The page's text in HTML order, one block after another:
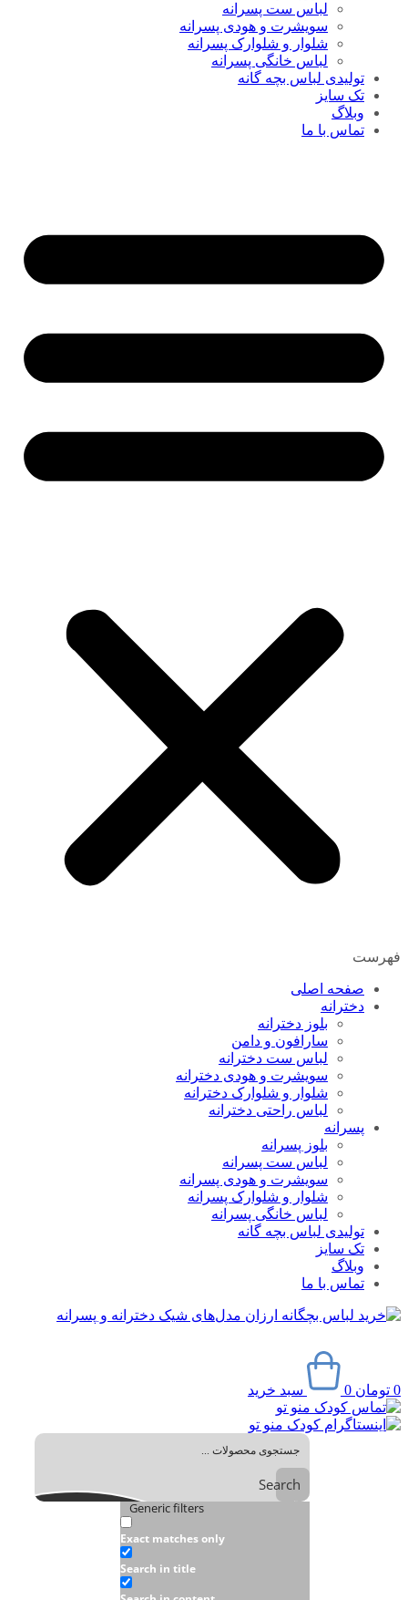
لباس ست پسرانه
سویشرت و هودی پسرانه
شلوار و شلوارک پسرانه
لباس خانگی پسرانه
تولیدی لباس بچه گانه
تک سایز
وبلاگ
تماس با ما
فهرست
صفحه اصلی
دخترانه
بلوز دخترانه
سارافون و دامن
لباس ست دخترانه
سویشرت و هودی دخترانه
شلوار و شلوارک دخترانه
لباس راحتی دخترانه
پسرانه
بلوز پسرانه
لباس ست پسرانه
سویشرت و هودی پسرانه
شلوار و شلوارک پسرانه
لباس خانگی پسرانه
تولیدی لباس بچه گانه
تک سایز
وبلاگ
تماس با ما
0 تومان 0 سبد خرید
Search
Generic filters
Exact matches only
Search in title